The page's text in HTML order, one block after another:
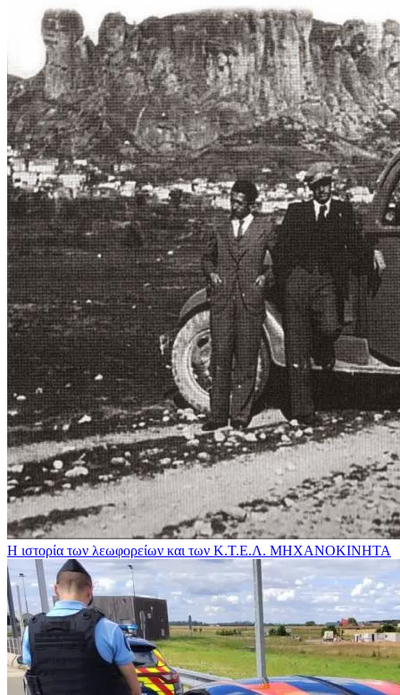
Η ιστορία των λεωφορείων και των Κ.Τ.Ε.Λ. ΜΗΧΑΝΟΚΙΝΗΤΑ